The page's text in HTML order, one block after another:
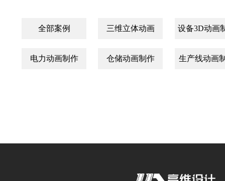
全部案例 三维立体动画 设备3D动画
电力动画制作 仓储动画制作 生产线动画